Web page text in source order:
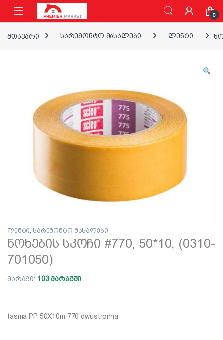
ნავიგაციაზე გადასვლა
შინაარსზე გადასვლა
0
მთავარი სარემონტო მასალები ლენტი
ლენტი, სარემონტო მასალები
ნოხების სკოჩი #770, 50*10, (0310-
701050)
მარაგი: 103 მარაგში
tasma PP 50X10m 770 dwustronna